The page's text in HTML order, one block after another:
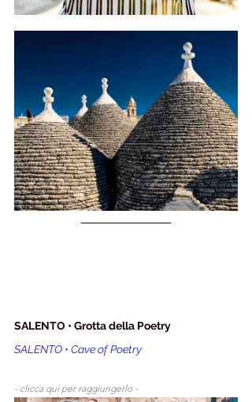
SALENTO • Grotta della Poetry
SALENTO • Cave of Poetry
- clicca qui per raggiungerlo -